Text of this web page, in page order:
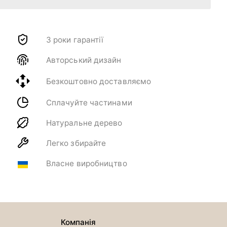
3 роки гарантії
Авторський дизайн
Безкоштовно доставляємо
Сплачуйте частинами
Натуральне дерево
Легко збирайте
Власне виробництво
Компанія